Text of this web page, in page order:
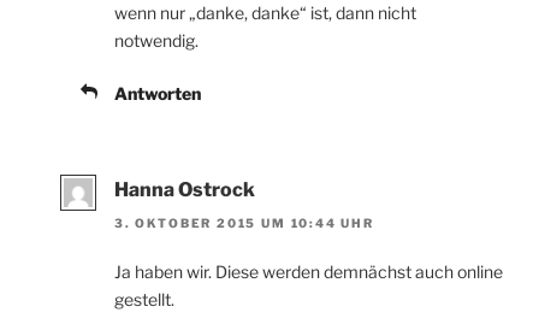
wenn nur „danke, danke“ ist, dann nicht
notwendig.
Antworten
Hanna Ostrock
3. OKTOBER 2015 UM 10:44 UHR
Ja haben wir. Diese werden demnächst auch online
gestellt.